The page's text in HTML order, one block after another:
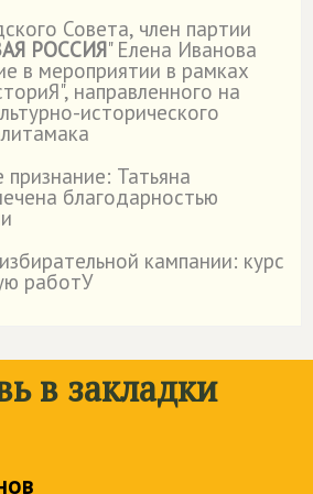
Совета, член партии
РОССИЯ" Елена Иванова
в мероприятии в рамках
направленного на
исторического
Татьяна
благодарностью
кампании: курс
работУ
в закладки